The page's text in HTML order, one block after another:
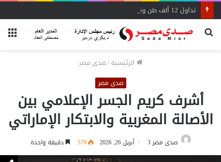
بحث
الرئيسية/صدى مصر
صدى مصر
أشرف كريم الجسر الإعلامي بين
الأصالة المغربية والابتكار الإماراتي
صدى مصر 3 أبريل 26, 2026 579 دقيقة واحدة